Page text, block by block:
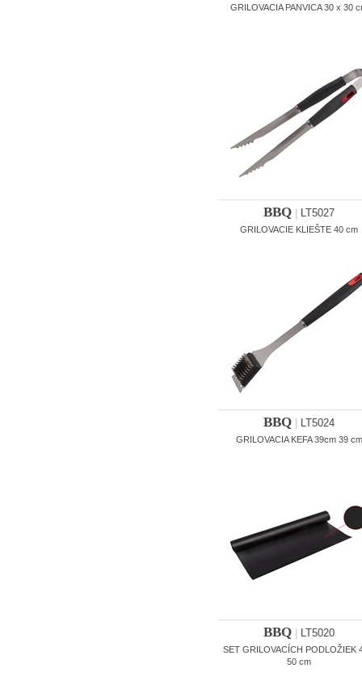
GRILOVACIA PANVICA 30 x 30
BBQ LT5027
GRILOVACIE KLIEŠTE 40 cm
BBQ LT5024
GRILOVACIA KEFA 39cm 39 cm
BBQ LT5020
SET GRILOVACÍCH PODLOŽIEK
50 cm